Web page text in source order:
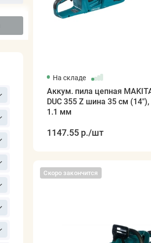
На складе
Аккум. пила цепная
DUC 355 Z шина 35 см
1.1 мм
1147.55 р./шт
Скоро закончится